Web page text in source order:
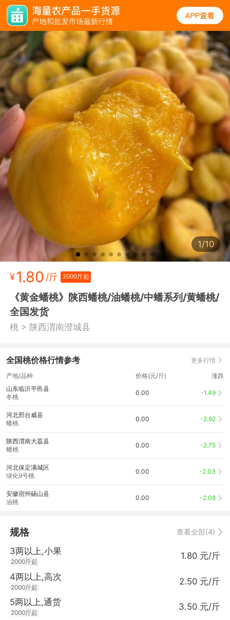
1/10
¥1.80 /斤 2000斤起
《黄金蟠桃》陕西蟠桃/油蟠桃/中蟠系列/黄蟠桃/
全国发货
桃 > 陕西渭南澄城县
全国桃价格行情参考 更多行情
产地/品种 价格(元/斤)
涨跌
山东临沂平邑县
冬桃
0.00 -1.49
河北邢台威县
蟠桃
0.00 -2.92
陕西渭南大荔县
蟠桃
0.00 -2.75
河北保定满城区
绿化9号桃
0.00 -2.03
安徽宿州砀山县
油桃
0.00 -2.08
规格 查看全部(4)
3两以上,小果
2000斤起
1.80 元/斤
4两以上,高次
2000斤起
2.50 元/斤
5两以上,通货
2000斤起
3.50 元/斤
规格 口碑 图文
桃